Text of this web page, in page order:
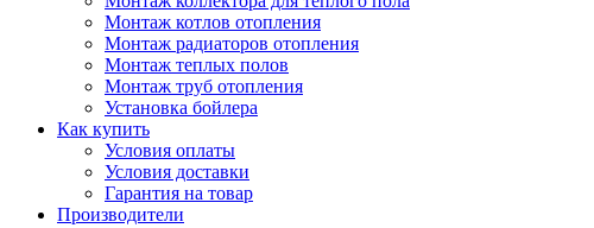
Монтаж котлов отопления
Монтаж радиаторов отопления
Монтаж теплых полов
Монтаж труб отопления
Установка бойлера
Как купить
Условия оплаты
Условия доставки
Гарантия на товар
Производители